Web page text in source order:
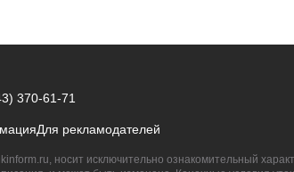
370-61-71
Для рекламодателей
носит исключительно ознакомительный